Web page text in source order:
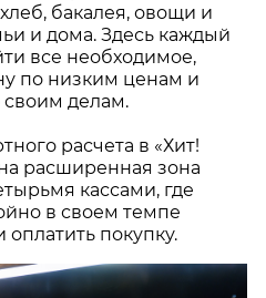
бакалея, овощи и
и дома. Здесь каждый
все необходимое,
по низким ценам и
своим делам.
расчета в «Хит!
расширенная зона
кассами, где
в своем темпе
оплатить покупку.